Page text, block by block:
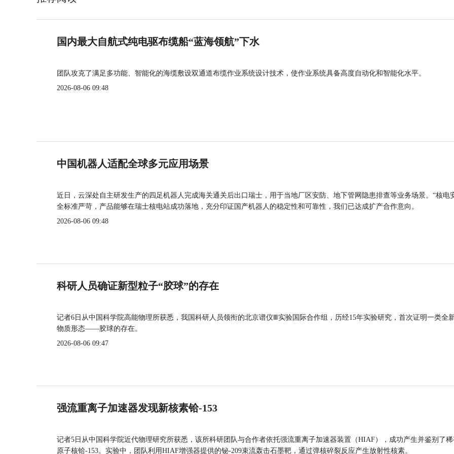
国内最大自航式纯电驱布缆船“蓝海领航”下水
团队攻克了满足多功能、智能化的海缆敷设双通道布缆作业系统设计技术，使作业系统具备高度自动化和智能化水平。
2026-08-06 09:48
中国机器人适配全球多元应用场景
近日，云深处自主研发生产的四足机器人完成海关通关后出口瑞士，用于当地厂区安防、地下管网隐患排查等业务场景。“核电
全标准严苛，产品能够在瑞士核电站成功落地，充分印证国产机器人的稳定性和可靠性，我们已达成扩产合作意向。
2026-08-06 09:48
科研人员确证新型粒子“胶球”的存在
记者6日从中国科学院高能物理所获悉，我国科研人员领衔的北京谱仪Ⅲ实验国际合作组，历经15年实验研究，首次证明一类全
物质形态——胶球的存在。
2026-08-06 09:47
强流重离子加速器发现新核素铪-153
记者5日从中国科学院近代物理研究所获悉，该所科研团队与合作者依托强流重离子加速器装置（HIAF），成功产生并鉴别了
原子核铪-153。实验中，团队利用HIAF增强器提供的铋-209束流轰击石墨靶，通过弹核碎裂反应产生放射性核素。